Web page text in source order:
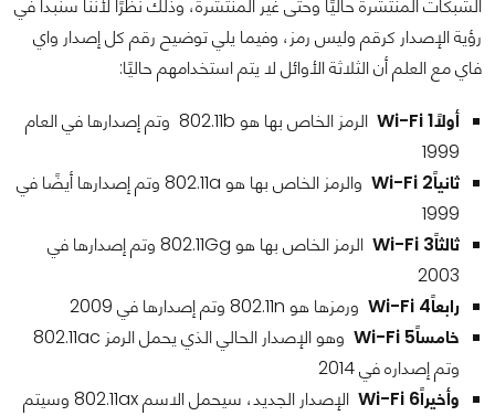
الشبكات المنتشرة حاليًا وحتى غير المنتشرة، وذلك نظرًا لأننا سنبدأ في
رؤية الإصدار كرقم وليس رمز، وفيما يلي توضيح رقم كل إصدار واي
فاي مع العلم أن الثلاثة الأوائل لا يتم استخدامهم حاليًا:
أولاًWi-Fi 1
الرمز الخاص بها هو 802.11b وتم إصدارها في العام
1999
ثانياًWi-Fi 2
والرمز الخاص بها هو 802.11a وتم إصدارها أيضًا في
1999
ثالثاًWi-Fi 3
الرمز الخاص بها هو 802.11Gg وتم إصدارها في
2003
رابعاًWi-Fi 4 ورمزها هو 802.11n وتم إصدارها في 2009
خامساًWi-Fi 5
وهو الإصدار الحالي الذي يحمل الرمز 802.11ac
وتم إصداره في 2014
وأخيراًWi-Fi 6
الإصدار الجديد، سيحمل الاسم 802.11ax وسيتم